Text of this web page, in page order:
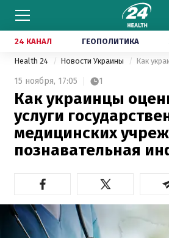
24 КАНАЛ ГЕОПОЛИТИКА
Health 24 Новости Украины
15 ноября, 17:05 1
Как украинцы
услуги
медицинских
познавательная